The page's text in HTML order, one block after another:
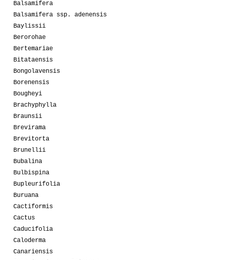
Balsamifera
Balsamifera ssp. adenensis
Baylissii
Berorohae
Bertemariae
Bitataensis
Bongolavensis
Borenensis
Bougheyi
Brachyphylla
Braunsii
Brevirama
Brevitorta
Brunellii
Bubalina
Bulbispina
Bupleurifolia
Buruana
Cactiformis
Cactus
Caducifolia
Caloderma
Canariensis